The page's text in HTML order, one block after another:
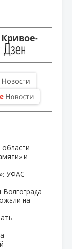
и
УФАС
на